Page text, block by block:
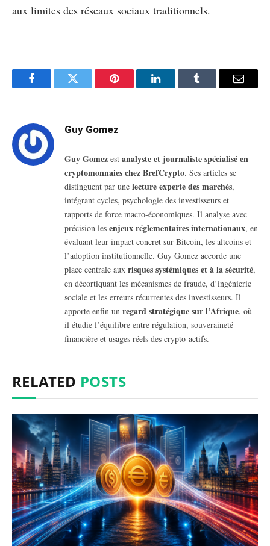
aux limites des réseaux sociaux traditionnels.
FacebookTwitter Pinterest LinkedInTumblr Email
Guy Gomez
Guy Gomez est analyste et journaliste spécialisé en
cryptomonnaies chez BrefCrypto. Ses articles se
distinguent par une lecture experte des marchés,
intégrant cycles, psychologie des investisseurs et
rapports de force macro-économiques. Il analyse avec
précision les enjeux réglementaires internationaux, en
évaluant leur impact concret sur Bitcoin, les altcoins et
l’adoption institutionnelle. Guy Gomez accorde une
place centrale aux risques systémiques et à la sécurité,
en décortiquant les mécanismes de fraude, d’ingénierie
sociale et les erreurs récurrentes des investisseurs. Il
apporte enfin un regard stratégique sur l’Afrique, où
il étudie l’équilibre entre régulation, souveraineté
financière et usages réels des crypto-actifs.
RELATED POSTS